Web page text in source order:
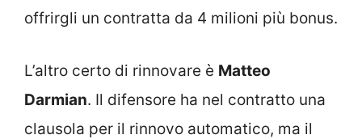
offrirgli un contratta da 4 milioni più bonus.
L’altro certo di rinnovare è Matteo
Darmian. Il difensore ha nel contratto una
clausola per il rinnovo automatico, ma il